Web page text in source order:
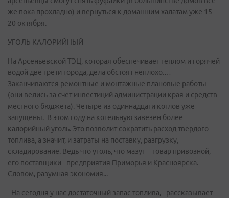
же пока прохладно) и вернуться к домашним халатам уже 15-
20 октября.
УГОЛЬ КАЛОРИЙНЫЙ
На Арсеньевской ТЭЦ, которая обеспечивает теплом и горячей
водой две трети города, дела обстоят неплохо.…
Заканчиваются ремонтные и монтажные плановые работы
(они велись за счет инвестиций администрации края и средств
местного бюджета). Четыре из одиннадцати котлов уже
запущены. В этом году на котельную завезен более
калорийный уголь. Это позволит сократить расход твердого
топлива, а значит, и затраты на поставку, разгрузку,
складирование. Ведь что уголь, что мазут – товар привозной,
его поставщики - предприятия Приморья и Красноярска.
Словом, разумная экономия...
- На сегодня у нас достаточный запас топлива, - рассказывает